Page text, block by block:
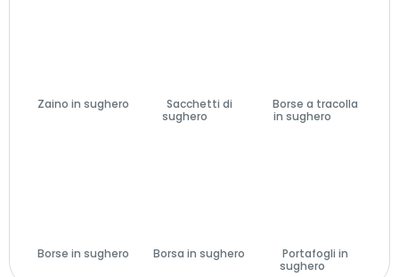
Zaino in sughero
Sacchetti di
sughero
Borse a tracolla
in sughero
Borse in sughero
Borsa in sughero
Portafogli in
sughero